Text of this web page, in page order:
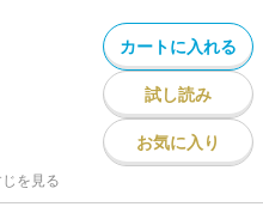
カートに入れる
試し読み
お気に入り
を見る